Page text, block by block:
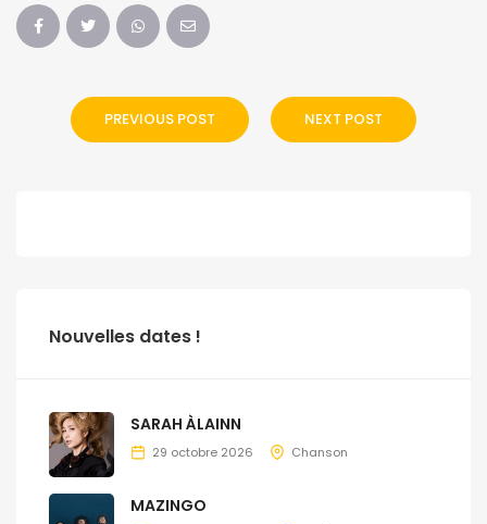
PREVIOUS POST NEXT POST
Nouvelles dates !
SARAH ÀLAINN
29 octobre 2026 Chanson
MAZINGO